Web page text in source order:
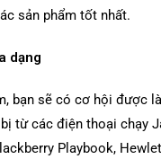
sản phẩm tốt nhất.
dạng
bạn sẽ có cơ hội được
từ các điện thoại chạy
Playbook,